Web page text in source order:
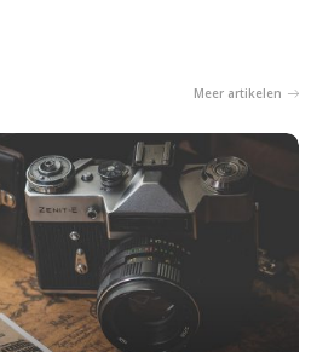
Meer artikelen